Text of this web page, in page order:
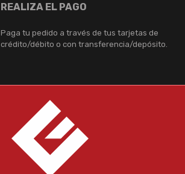
REALIZA EL PAGO
Paga tu pedido a través de tus tarjetas de
crédito/débito o con transferencia/depósito.